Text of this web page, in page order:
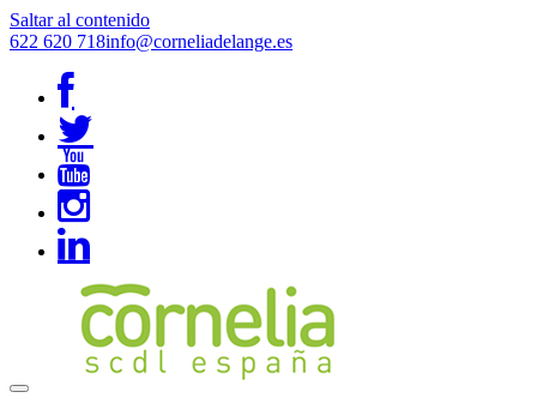
Saltar al contenido
622 620 718info@corneliadelange.es